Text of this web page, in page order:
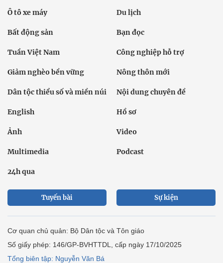
Ô tô xe máy Du lịch
Bất động sản Bạn đọc
Tuần Việt Nam Công nghiệp hỗ trợ
Giảm nghèo bền vững Nông thôn mới
Dân tộc thiểu số và miền núi Nội dung chuyên đề
English Hồ sơ
Ảnh Video
Multimedia Podcast
24h qua
Tuyến bài Sự kiện
Cơ quan chủ quản: Bộ Dân tộc và Tôn giáo
Số giấy phép: 146/GP-BVHTTDL, cấp ngày 17/10/2025
Tổng biên tập: Nguyễn Văn Bá